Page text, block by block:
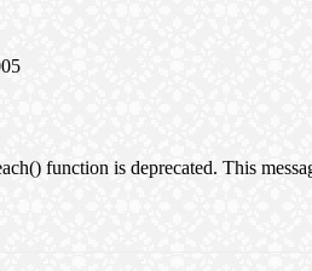
function is deprecated. This